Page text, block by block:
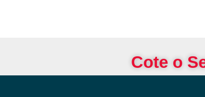
Cote o